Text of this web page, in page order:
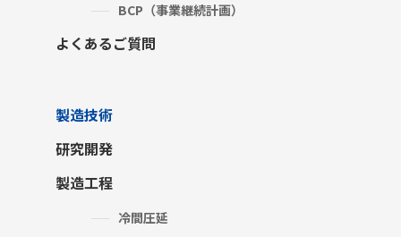
BCP（事業継続計画）
よくあるご質問
製造技術
研究開発
製造工程
冷間圧延